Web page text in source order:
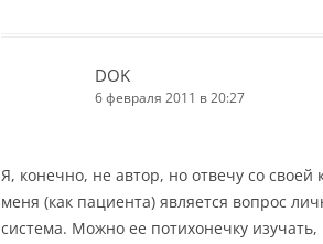
DOK
6 февраля 2011 в 20:27
Я, конечно, не автор, но отвечу со
меня (как пациента) является вопрос
система. Можно ее потихонечку